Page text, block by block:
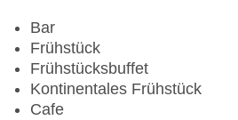
Bar
Frühstück
Frühstücksbuffet
Kontinentales Frühstück
Cafe